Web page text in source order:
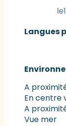
Langues
Langues
A
En centre
A
Vue mer